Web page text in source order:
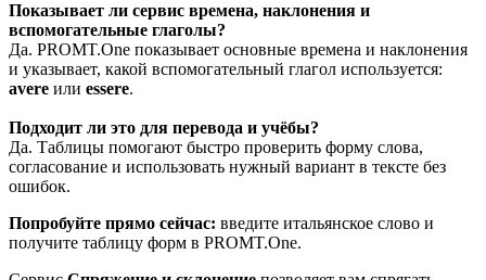
Показывает ли сервис времена, наклонения и
вспомогательные глаголы?
Да. PROMT.One показывает основные времена и наклонения
и указывает, какой вспомогательный глагол используется:
avere или essere.
Подходит ли это для перевода и учёбы?
Да. Таблицы помогают быстро проверить форму слова,
согласование и использовать нужный вариант в тексте без
ошибок.
Попробуйте прямо сейчас: введите итальянское слово и
получите таблицу форм в PROMT.One.